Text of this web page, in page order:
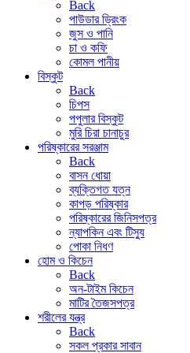
Back
পাউডার ড্রিংক
জুস ও পানি
চা ও কফি
কোমল পানীয়
বিস্কুট
Back
চিপস
পপুলার বিস্কুট
মুরি চিরা চানাচুর
পরিষ্কারের সরঞ্জাম
Back
বাসন ধোয়া
ব্যক্তিগত যত্ন
কাপড় পরিষ্কার
পরিষ্কারের জিনিসপত্র
ন্যাপকিন এবং টিস্যু
পোকা নিধণ
হোম ও কিচেন
Back
অন-টাইম কিচেন
মাটির তৈজসপত্র
শরীলের যন্ত্র
Back
সকল প্রকার সাবান